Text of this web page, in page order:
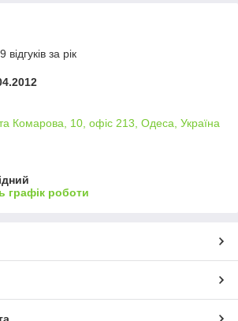
за рік
Комарова, 10, офіс 213, Одеса, Україна
графік роботи